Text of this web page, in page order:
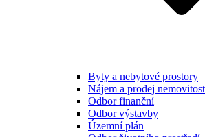
Byty a nebytové prostory
Nájem a prodej
Odbor finanční
Odbor výstavby
Územní plán